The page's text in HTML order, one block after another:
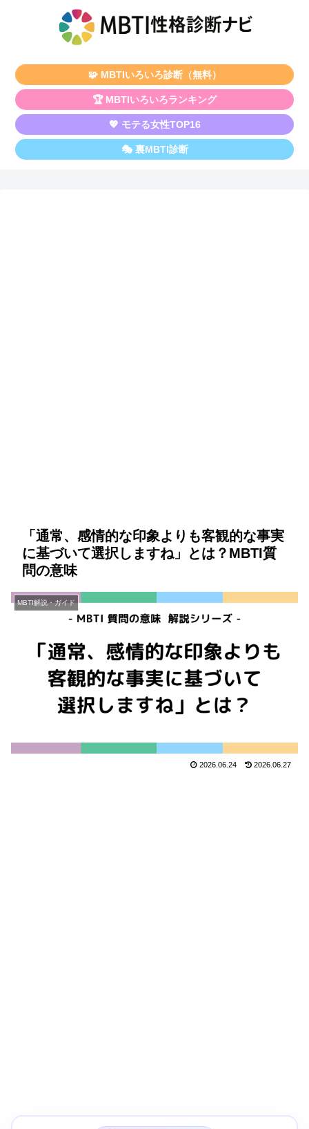
🧩 MBTIいろいろ診断（無料）
🏆 MBTIいろいろランキング
💖 モテる女性TOP16
🎭 裏MBTI診断
「通常、感情的な印象よりも客観的な事実
に基づいて選択しますね」とは？MBTI質
問の意味
MBTI解説・ガイド
2026.06.24 2026.06.27